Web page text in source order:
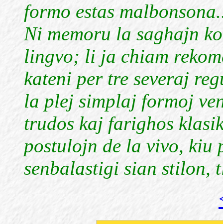
formo estas
Ni memoru la saghajn
lingvo; li ja chiam
kateni per tre severaj
la plej simplaj formoj
trudos kaj farighos
postulojn de la vivo, kiu
senbalastigi sian stilon,